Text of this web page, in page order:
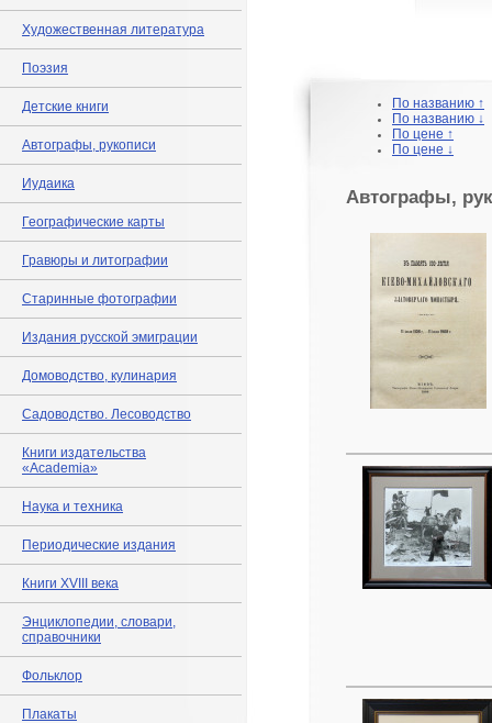
Художественная литература
Поэзия
Детские книги
Автографы, рукописи
Иудаика
Географические карты
Гравюры и литографии
Старинные фотографии
Издания русской эмиграции
Домоводство, кулинария
Садоводство. Лесоводство
Книги издательства
«Academia»
Наука и техника
Периодические издания
Книги XVIII века
Энциклопедии, словари,
справочники
Фольклор
Плакаты
По названию ↑
По названию ↓
По цене ↑
По цене ↓
Автографы,